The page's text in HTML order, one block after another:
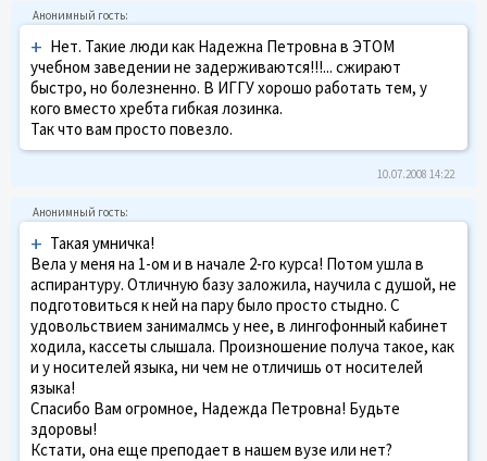
+ Нет. Такие люди как Надежна Петровна в ЭТОМ
учебном заведении не задерживаются!!!... сжирают
быстро, но болезненно. В ИГГУ хорошо работать тем, у
кого вместо хребта гибкая лозинка.
Так что вам просто повезло.
10.07.2008 14:22
+ Такая умничка!
Вела у меня на 1-ом и в начале 2-го курса! Потом ушла в
аспирантуру. Отличную базу заложила, научила с душой, не
подготовиться к ней на пару было просто стыдно. С
удовольствием занималмсь у нее, в лингофонный кабинет
ходила, кассеты слышала. Произношение получа такое, как
и у носителей языка, ни чем не отличишь от носителей
языка!
Спасибо Вам огромное, Надежда Петровна! Будьте
здоровы!
Кстати, она еще преподает в нашем вузе или нет?